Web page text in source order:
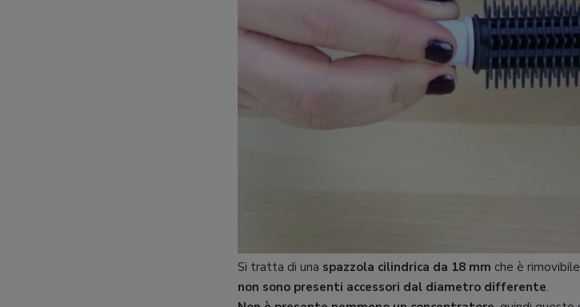
Si tratta di una spazzola cilindrica da 18 mm che è
non sono presenti accessori dal diametro differente.